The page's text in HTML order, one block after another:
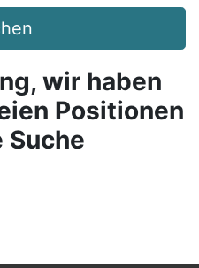
wir haben
Positionen
Suche